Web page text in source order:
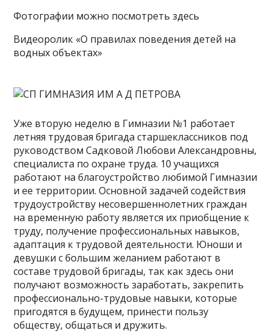
Фотографии можно посмотреть здесь
Видеоролик «О правилах поведения детей на
водных объектах»
Уже вторую неделю в Гимназии №1 работает
летняя трудовая бригада старшеклассников под
руководством Садковой Любови Александровны,
специалиста по охране труда. 10 учащихся
работают на благоустройство любимой Гимназии
и ее территории. Основной задачей содействия
трудоустройству несовершеннолетних граждан
на временную работу является их приобщение к
труду, получение профессиональных навыков,
адаптация к трудовой деятельности. Юноши и
девушки с большим желанием работают в
составе трудовой бригады, так как здесь они
получают возможность заработать, закрепить
профессионально-трудовые навыки, которые
пригодятся в будущем, принести пользу
обществу, общаться и дружить.